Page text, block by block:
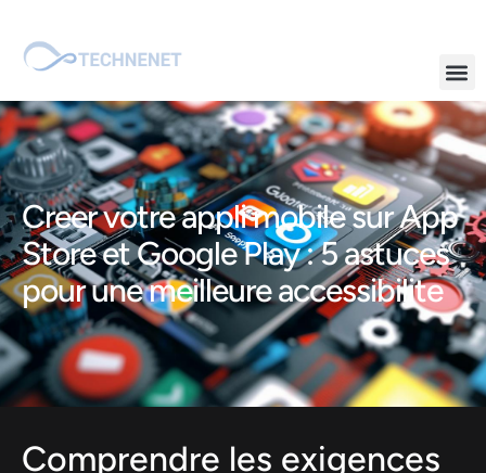
Creer votre appli mobile sur App
Store et Google Play : 5 astuces
pour une meilleure accessibilite
Comprendre les exigences